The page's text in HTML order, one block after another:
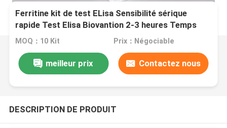
Ferritine kit de test ELisa Sensibilité sérique
rapide Test Elisa Biovantion 2-3 heures Temps
d'essai 2-8.C Conservation
MOQ：10 Kit Prix：Négociable
meilleur prix Contactez nous
DESCRIPTION DE PRODUIT